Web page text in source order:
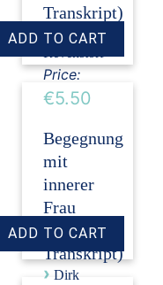
Transkript)
› Dirk
Price:
€5.50
Begegnung
mit
innerer
Frau
(Audio +
Transkript)
› Dirk